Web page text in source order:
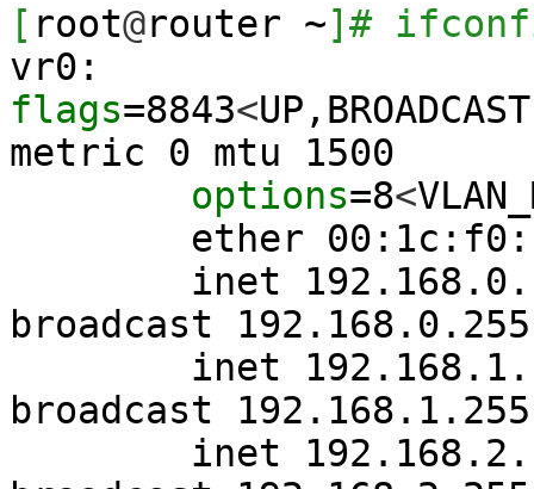
[ root@router ~] #
vr0:
flags=8843<
metric 0 mtu 1500
options=8<
ether
inet 192.168.0.1
broadcast 192.168.0.255
inet 192.168.1.1
broadcast 192.168.1.255
inet 192.168.2.1